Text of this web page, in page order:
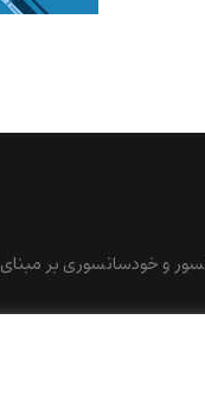
و خودسانسوری بر مبنای